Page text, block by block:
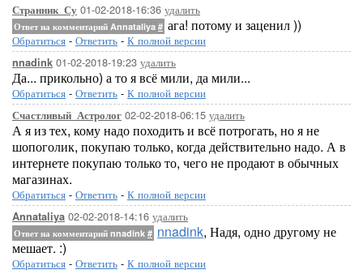
Странник_Су 01-02-2018-16:36 удалить
Ответ на комментарий Annataliya # ага! потому и заценил ))
Обратиться - Ответить - К полной версии
nnadink 01-02-2018-19:23 удалить
Да... прикольно) а то я всё мили, да мили...
Обратиться - Ответить - К полной версии
Счастливый_Астролог 02-02-2018-06:15 удалить
А я из тех, кому надо походить и всё потрогать, но я не
шопоголик, покупаю только, когда действительно надо. А в
интернете покупаю только то, чего не продают в обычных
магазинах.
Обратиться - Ответить - К полной версии
Annataliya 02-02-2018-14:16 удалить
Ответ на комментарий nnadink # nnadink, Надя, одно другому не
мешает. :)
Обратиться - Ответить - К полной версии